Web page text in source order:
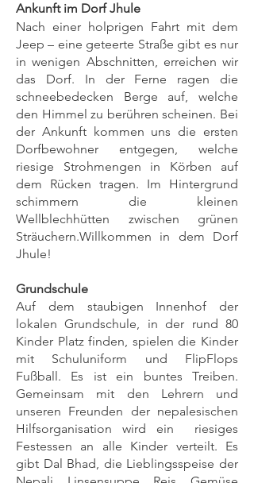
Ankunft im Dorf Jhule
Nach einer holprigen Fahrt mit dem
Jeep – eine geteerte Straße gibt es nur
in wenigen Abschnitten, erreichen wir
das Dorf. In der Ferne ragen die
schneebedecken Berge auf, welche
den Himmel zu berühren scheinen. Bei
der Ankunft kommen uns die ersten
Dorfbewohner entgegen, welche
riesige Strohmengen in Körben auf
dem Rücken tragen. Im Hintergrund
schimmern die kleinen
Wellblechhütten zwischen grünen
Sträuchern.Willkommen in dem Dorf
Jhule!
Grundschule
Auf dem staubigen Innenhof der
lokalen Grundschule, in der rund 80
Kinder Platz finden, spielen die Kinder
mit Schuluniform und FlipFlops
Fußball. Es ist ein buntes Treiben.
Gemeinsam mit den Lehrern und
unseren Freunden der nepalesischen
Hilfsorganisation wird ein riesiges
Festessen an alle Kinder verteilt. Es
gibt Dal Bhad, die Lieblingsspeise der